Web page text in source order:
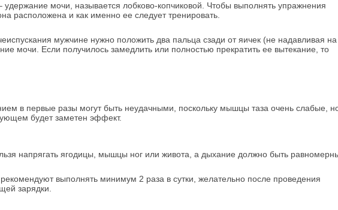
мочи, называется лобково-копчиковой. Чтобы выполнять упражнения
расположена и как именно ее следует тренировать.
мужчине нужно положить два пальца сзади от яичек (не надавливая на
мочи. Если получилось замедлить или полностью прекратить ее вытекание, то
в первые разы могут быть неудачными, поскольку мышцы таза очень слабые,
будет заметен эффект.
напрягать ягодицы, мышцы ног или живота, а дыхание должно быть
выполнять минимум 2 раза в сутки, желательно после проведения
зарядки.